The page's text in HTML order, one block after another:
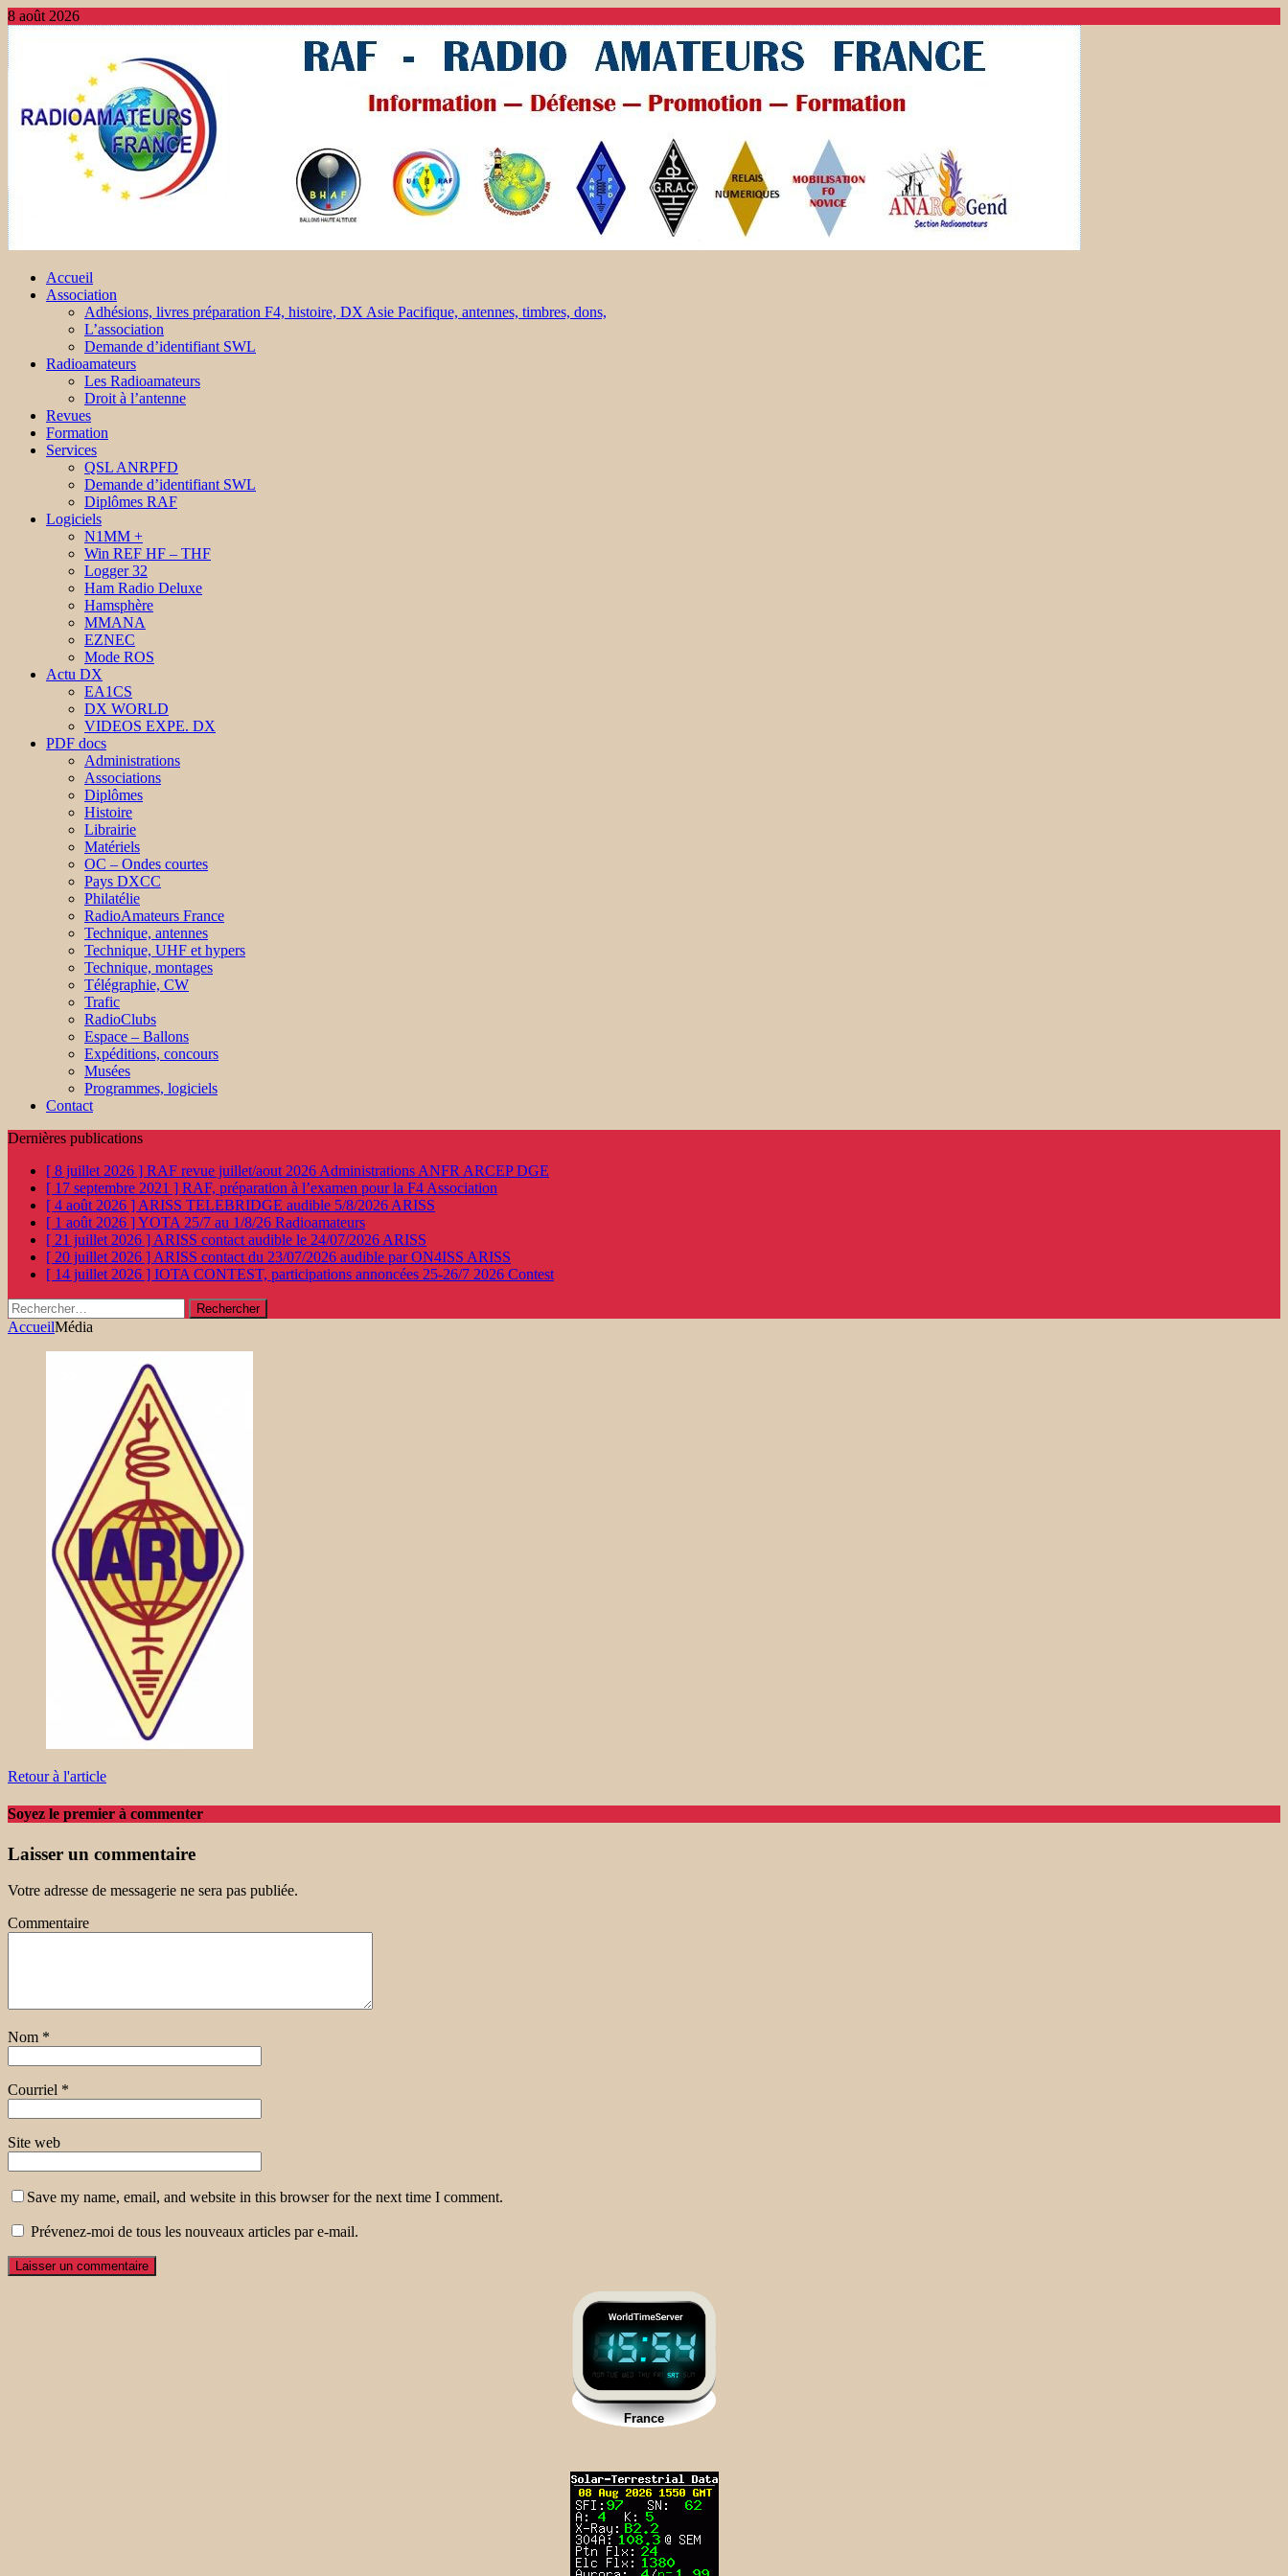
8 août 2026
Accueil
Association
Adhésions, livres préparation F4, histoire, DX Asie Pacifique, antennes, timbres, dons,
L’association
Demande d’identifiant SWL
Radioamateurs
Les Radioamateurs
Droit à l’antenne
Revues
Formation
Services
QSL ANRPFD
Demande d’identifiant SWL
Diplômes RAF
Logiciels
N1MM +
Win REF HF – THF
Logger 32
Ham Radio Deluxe
Hamsphère
MMANA
EZNEC
Mode ROS
Actu DX
EA1CS
DX WORLD
VIDEOS EXPE. DX
PDF docs
Administrations
Associations
Diplômes
Histoire
Librairie
Matériels
OC – Ondes courtes
Pays DXCC
Philatélie
RadioAmateurs France
Technique, antennes
Technique, UHF et hypers
Technique, montages
Télégraphie, CW
Trafic
RadioClubs
Espace – Ballons
Expéditions, concours
Musées
Programmes, logiciels
Contact
Dernières publications
[ 8 juillet 2026 ] RAF revue juillet/aout 2026 Administrations ANFR ARCEP DGE
[ 17 septembre 2021 ] RAF, préparation à l’examen pour la F4 Association
[ 4 août 2026 ] ARISS TELEBRIDGE audible 5/8/2026 ARISS
[ 1 août 2026 ]YOTA 25/7 au 1/8/26 Radioamateurs
[ 21 juillet 2026 ] ARISS contact audible le 24/07/2026 ARISS
[ 20 juillet 2026 ] ARISS contact du 23/07/2026 audible par ON4ISS ARISS
[ 14 juillet 2026 ] IOTA CONTEST, participations annoncées 25-26/7 2026 Contest
Rechercher :
AccueilMédia
Retour à l'article
Soyez le premier à commenter
Laisser un commentaire
Votre adresse de messagerie ne sera pas publiée.
Commentaire
Nom *
Courriel *
Site web
Save my name, email, and website in this browser for the next time I comment.
Prévenez-moi de tous les nouveaux articles par e-mail.